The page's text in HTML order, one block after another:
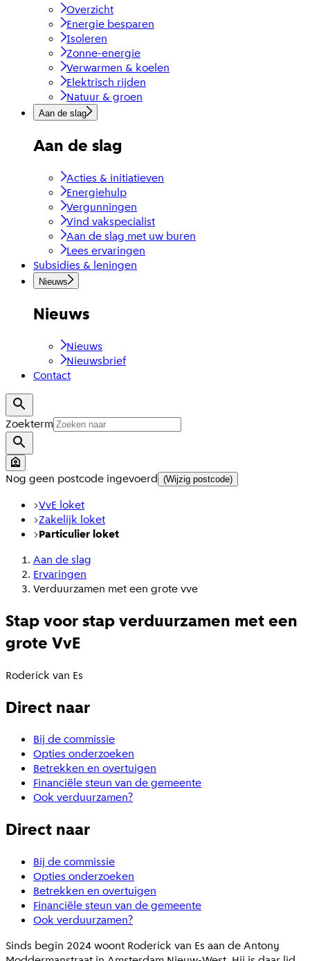
Overzicht
Energie besparen
Isoleren
Zonne-energie
Verwarmen & koelen
Elektrisch rijden
Natuur & groen
Aan de slag
Aan de slag
Acties & initiatieven
Energiehulp
Vergunningen
Vind vakspecialist
Aan de slag met uw buren
Lees ervaringen
Subsidies & leningen
Nieuws
Nieuws
Nieuws
Nieuwsbrief
Contact
Zoekterm
Nog geen postcode ingevoerd (Wijzig postcode)
VvE loket
Zakelijk loket
Particulier loket
Aan de slag
Ervaringen
Verduurzamen met een grote vve
Stap voor stap verduurzamen met een
grote VvE
Roderick van Es
Direct naar
Bij de commissie
Opties onderzoeken
Betrekken en overtuigen
Financiële steun van de gemeente
Ook verduurzamen?
Direct naar
Bij de commissie
Opties onderzoeken
Betrekken en overtuigen
Financiële steun van de gemeente
Ook verduurzamen?
Sinds begin 2024 woont Roderick van Es aan de Antony